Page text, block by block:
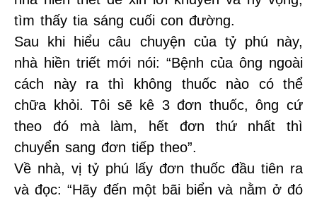
tìm thấy tia sáng cuối con đường.
Sau khi hiểu câu chuyện của tỷ phú này,
nhà hiền triết mới nói: “Bệnh của ông ngoài
cách này ra thì không thuốc nào có thể
chữa khỏi. Tôi sẽ kê 3 đơn thuốc, ông cứ
theo đó mà làm, hết đơn thứ nhất thì
chuyển sang đơn tiếp theo”.
Về nhà, vị tỷ phú lấy đơn thuốc đầu tiên ra
và đọc: “Hãy đến một bãi biển và nằm ở đó